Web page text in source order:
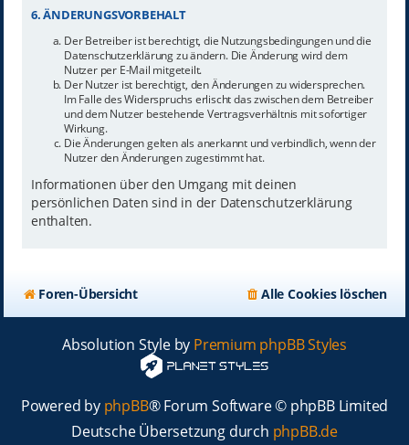
6. ÄNDERUNGSVORBEHALT
Der Betreiber ist berechtigt, die Nutzungsbedingungen und die
Datenschutzerklärung zu ändern. Die Änderung wird dem
Nutzer per E-Mail mitgeteilt.
Der Nutzer ist berechtigt, den Änderungen zu widersprechen.
Im Falle des Widerspruchs erlischt das zwischen dem Betreiber
und dem Nutzer bestehende Vertragsverhältnis mit sofortiger
Wirkung.
Die Änderungen gelten als anerkannt und verbindlich, wenn der
Nutzer den Änderungen zugestimmt hat.
Informationen über den Umgang mit deinen
persönlichen Daten sind in der Datenschutzerklärung
enthalten.
Foren-Übersicht Alle Cookies löschen
Absolution Style by Premium phpBB Styles
Powered by phpBB® Forum Software © phpBB Limited
Deutsche Übersetzung durch phpBB.de